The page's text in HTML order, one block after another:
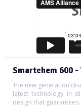
Smartchem 600
The new generation
latest technology in
design that